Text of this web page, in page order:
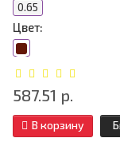
0.65
Цвет:
587.51 р.
В корзину